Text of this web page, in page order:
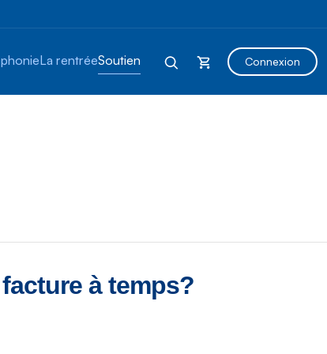
La rentréeSoutien Connexion
à temps?